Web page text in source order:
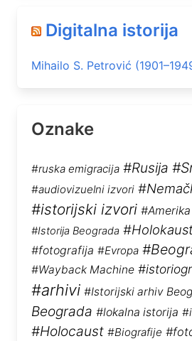
Digitalna istorija
Mihailo S. Petrović
Oznake
#ruska emigracija #Rusija
#audiovizuelni izvori
#istorijski izvori #Amerika
#Istorija Beograda
#fotografija #Evropa
#Wayback Machine
#arhivi #Istorijski arhiv
Beograda #lokalna istorija
#Holocaust #Biografije